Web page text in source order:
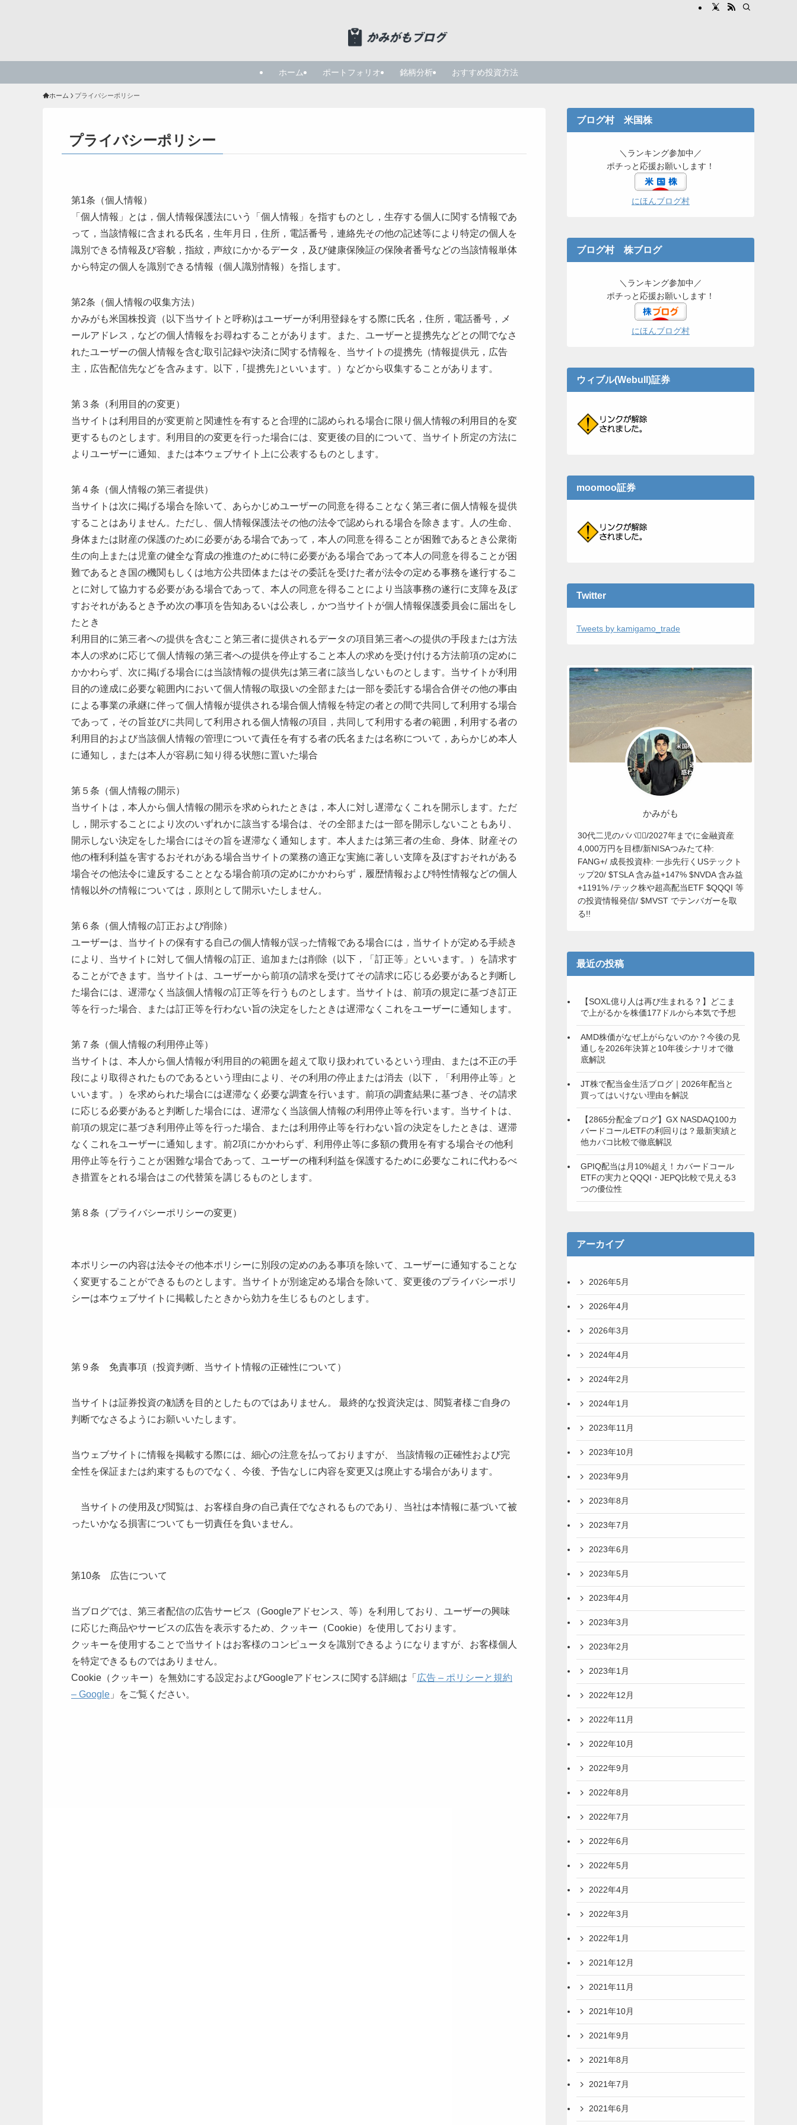
ホーム ポートフォリオ 銘柄分析 おすすめ投資方法
ホーム プライバシーポリシー
プライバシーポリシー
第1条（個人情報）
「個人情報」とは，個人情報保護法にいう「個人情報」を指すものとし，生存する個人に関する情報であ
って，当該情報に含まれる氏名，生年月日，住所，電話番号，連絡先その他の記述等により特定の個人を
識別できる情報及び容貌，指紋，声紋にかかるデータ，及び健康保険証の保険者番号などの当該情報単体
から特定の個人を識別できる情報（個人識別情報）を指します。
第2条（個人情報の収集方法）
かみがも米国株投資（以下当サイトと呼称)はユーザーが利用登録をする際に氏名，住所，電話番号，メ
ールアドレス，などの個人情報をお尋ねすることがあります。また、ユーザーと提携先などとの間でなさ
れたユーザーの個人情報を含む取引記録や決済に関する情報を、当サイトの提携先（情報提供元，広告
主，広告配信先などを含みます。以下，｢提携先｣といいます。）などから収集することがあります。
第３条（利用目的の変更）
当サイトは利用目的が変更前と関連性を有すると合理的に認められる場合に限り個人情報の利用目的を変
更するものとします。利用目的の変更を行った場合には、変更後の目的について、当サイト所定の方法に
よりユーザーに通知、または本ウェブサイト上に公表するものとします。
第４条（個人情報の第三者提供）
当サイトは次に掲げる場合を除いて、あらかじめユーザーの同意を得ることなく第三者に個人情報を提供
することはありません。ただし、個人情報保護法その他の法令で認められる場合を除きます。人の生命、
身体または財産の保護のために必要がある場合であって，本人の同意を得ることが困難であるとき公衆衛
生の向上または児童の健全な育成の推進のために特に必要がある場合であって本人の同意を得ることが困
難であるとき国の機関もしくは地方公共団体またはその委託を受けた者が法令の定める事務を遂行するこ
とに対して協力する必要がある場合であって、本人の同意を得ることにより当該事務の遂行に支障を及ぼ
すおそれがあるとき予め次の事項を告知あるいは公表し，かつ当サイトが個人情報保護委員会に届出をし
たとき
利用目的に第三者への提供を含むこと第三者に提供されるデータの項目第三者への提供の手段または方法
本人の求めに応じて個人情報の第三者への提供を停止すること本人の求めを受け付ける方法前項の定めに
かかわらず、次に掲げる場合には当該情報の提供先は第三者に該当しないものとします。当サイトが利用
目的の達成に必要な範囲内において個人情報の取扱いの全部または一部を委託する場合合併その他の事由
による事業の承継に伴って個人情報が提供される場合個人情報を特定の者との間で共同して利用する場合
であって，その旨並びに共同して利用される個人情報の項目，共同して利用する者の範囲，利用する者の
利用目的および当該個人情報の管理について責任を有する者の氏名または名称について，あらかじめ本人
に通知し，または本人が容易に知り得る状態に置いた場合
第５条（個人情報の開示）
当サイトは，本人から個人情報の開示を求められたときは，本人に対し遅滞なくこれを開示します。ただ
し，開示することにより次のいずれかに該当する場合は、その全部または一部を開示しないこともあり、
開示しない決定をした場合にはその旨を遅滞なく通知します。本人または第三者の生命、身体、財産その
他の権利利益を害するおそれがある場合当サイトの業務の適正な実施に著しい支障を及ぼすおそれがある
場合その他法令に違反することとなる場合前項の定めにかかわらず，履歴情報および特性情報などの個人
情報以外の情報については，原則として開示いたしません。
第６条（個人情報の訂正および削除）
ユーザーは、当サイトの保有する自己の個人情報が誤った情報である場合には，当サイトが定める手続き
により、当サイトに対して個人情報の訂正、追加または削除（以下，「訂正等」といいます。）を請求す
ることができます。当サイトは、ユーザーから前項の請求を受けてその請求に応じる必要があると判断し
た場合には、遅滞なく当該個人情報の訂正等を行うものとします。当サイトは、前項の規定に基づき訂正
等を行った場合、または訂正等を行わない旨の決定をしたときは遅滞なくこれをユーザーに通知します。
第７条（個人情報の利用停止等）
当サイトは、本人から個人情報が利用目的の範囲を超えて取り扱われているという理由、または不正の手
段により取得されたものであるという理由により、その利用の停止または消去（以下，「利用停止等」と
いいます。）を求められた場合には遅滞なく必要な調査を行います。前項の調査結果に基づき、その請求
に応じる必要があると判断した場合には、遅滞なく当該個人情報の利用停止等を行います。当サイトは、
前項の規定に基づき利用停止等を行った場合、または利用停止等を行わない旨の決定をしたときは、遅滞
なくこれをユーザーに通知します。前2項にかかわらず、利用停止等に多額の費用を有する場合その他利
用停止等を行うことが困難な場合であって、ユーザーの権利利益を保護するために必要なこれに代わるべ
き措置をとれる場合はこの代替策を講じるものとします。
第８条（プライバシーポリシーの変更）
本ポリシーの内容は法令その他本ポリシーに別段の定めのある事項を除いて、ユーザーに通知することな
く変更することができるものとします。当サイトが別途定める場合を除いて、変更後のプライバシーポリ
シーは本ウェブサイトに掲載したときから効力を生じるものとします。
第９条 免責事項（投資判断、当サイト情報の正確性について）
当サイトは証券投資の勧誘を目的としたものではありません。 最終的な投資決定は、閲覧者様ご自身の
判断でなさるようにお願いいたします。
当ウェブサイトに情報を掲載する際には、細心の注意を払っておりますが、 当該情報の正確性および完
全性を保証または約束するものでなく、今後、予告なしに内容を変更又は廃止する場合があります。
当サイトの使用及び閲覧は、お客様自身の自己責任でなされるものであり、当社は本情報に基づいて被
ったいかなる損害についても一切責任を負いません。
第10条 広告について
当ブログでは、第三者配信の広告サービス（Googleアドセンス、等）を利用しており、ユーザーの興味
に応じた商品やサービスの広告を表示するため、クッキー（Cookie）を使用しております。
クッキーを使用することで当サイトはお客様のコンピュータを識別できるようになりますが、お客様個人
を特定できるものではありません。
Cookie（クッキー）を無効にする設定およびGoogleアドセンスに関する詳細は「 広告 – ポリシーと規約
– Google 」をご覧ください。
ブログ村 米国株
＼ランキング参加中／
ポチっと応援お願いします！
にほんブログ村
ブログ村 株ブログ
＼ランキング参加中／
ポチっと応援お願いします！
にほんブログ村
ウィブル(Webull)証券
moomoo証券
Twitter
Tweets by kamigamo_trade
かみがも
30代二児のパパ🙋‍♂️/2027年までに金融資産
4,000万円を目標/新NISAつみたて枠:
FANG+/ 成長投資枠: 一歩先行くUSテックト
ップ20/ $TSLA 含み益+147% $NVDA 含み益
+1191% /テック株や超高配当ETF $QQQI 等
の投資情報発信/ $MVST でテンバガーを取
る!!
最近の投稿
【SOXL億り人は再び生まれる？】どこま
で上がるかを株価177ドルから本気で予想
AMD株価がなぜ上がらないのか？今後の見
通しを2026年決算と10年後シナリオで徹
底解説
JT株で配当金生活ブログ｜2026年配当と
買ってはいけない理由を解説
【2865分配金ブログ】GX NASDAQ100カ
バードコールETFの利回りは？最新実績と
他カバコ比較で徹底解説
GPIQ配当は月10%超え！カバードコール
ETFの実力とQQQI・JEPQ比較で見える3
つの優位性
アーカイブ
2026年5月
2026年4月
2026年3月
2024年4月
2024年2月
2024年1月
2023年11月
2023年10月
2023年9月
2023年8月
2023年7月
2023年6月
2023年5月
2023年4月
2023年3月
2023年2月
2023年1月
2022年12月
2022年11月
2022年10月
2022年9月
2022年8月
2022年7月
2022年6月
2022年5月
2022年4月
2022年3月
2022年1月
2021年12月
2021年11月
2021年10月
2021年9月
2021年8月
2021年7月
2021年6月